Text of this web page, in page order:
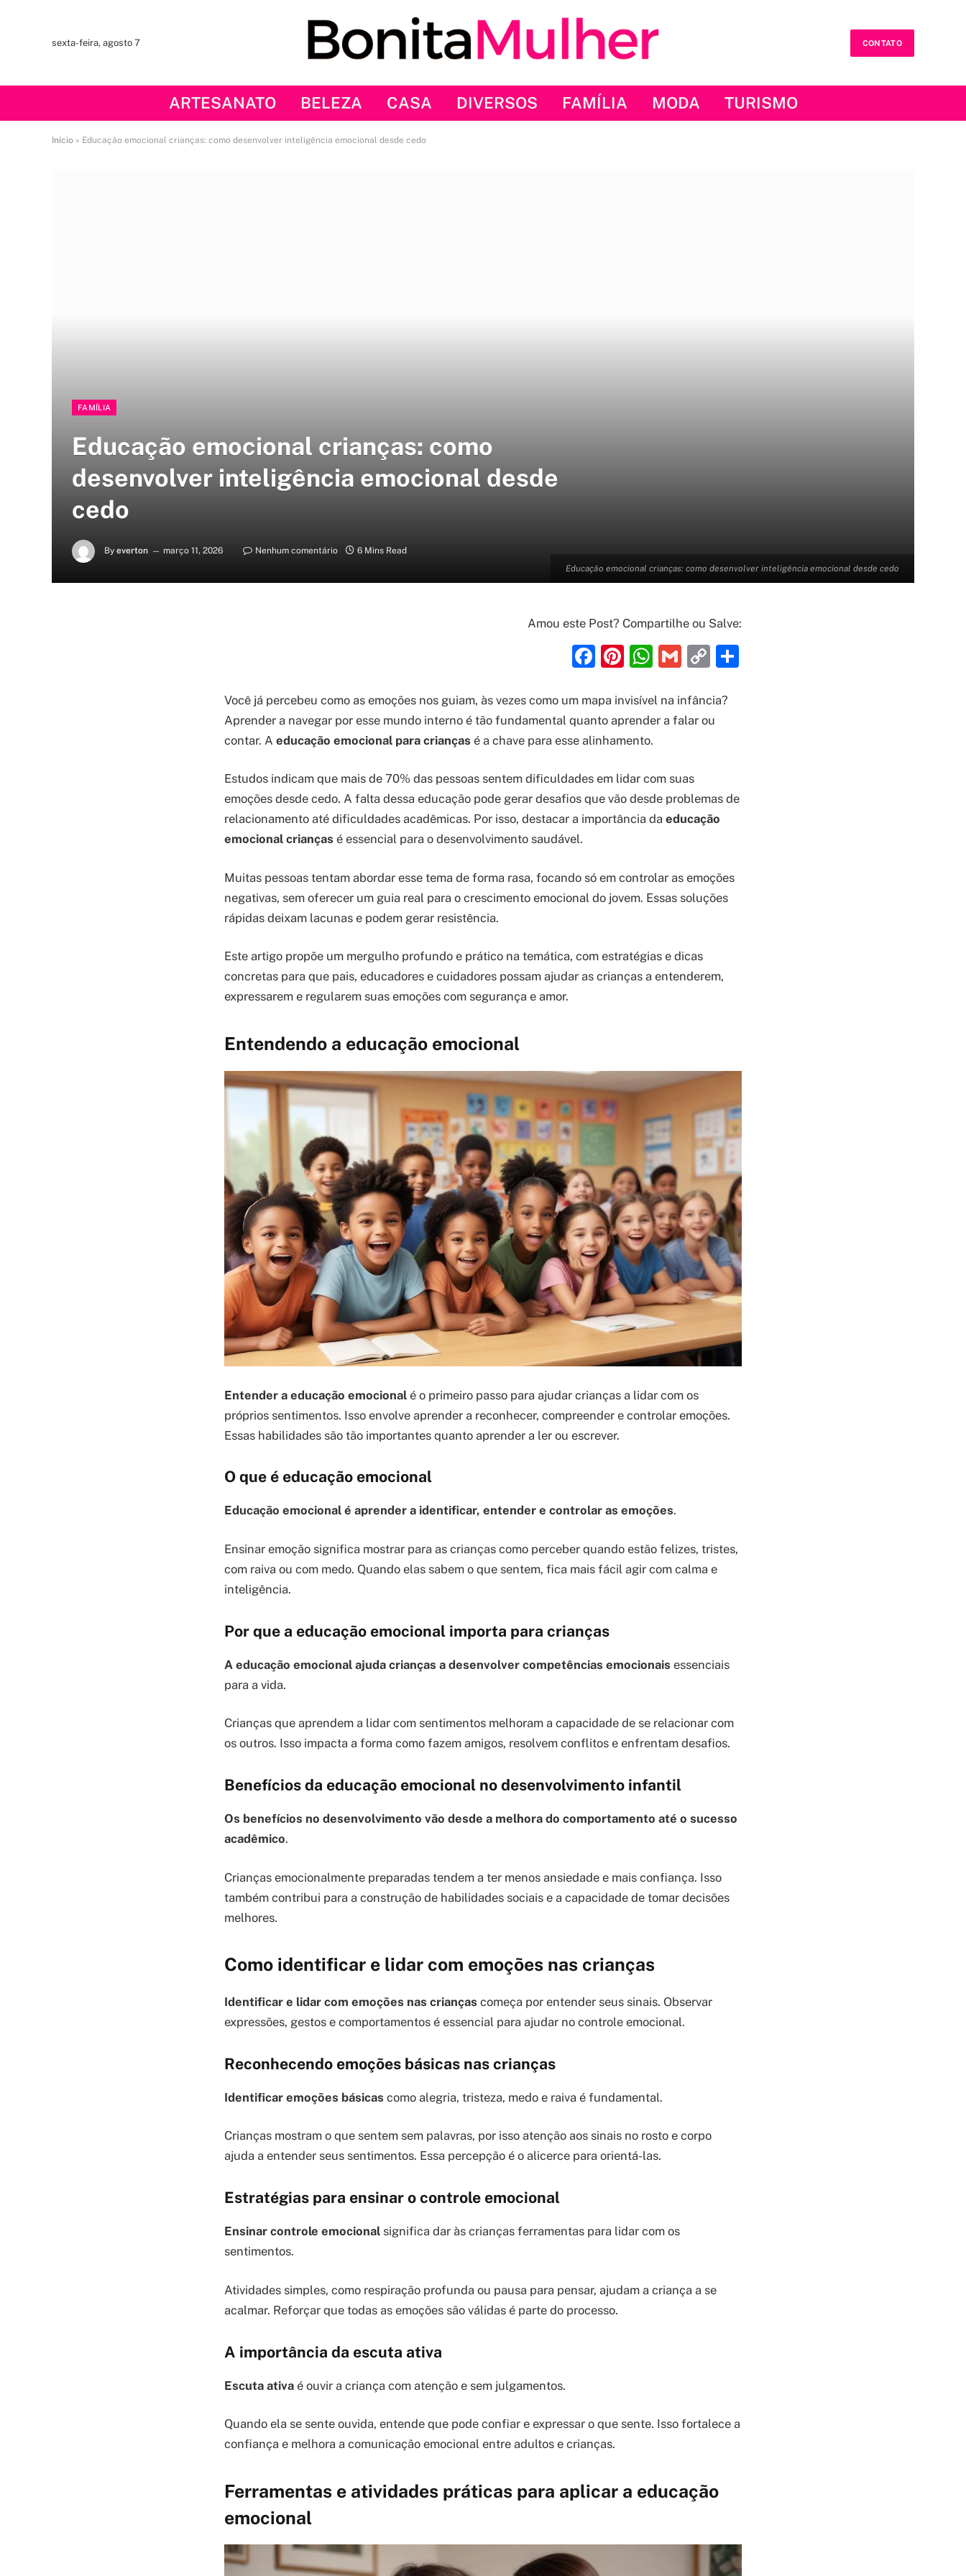
sexta-feira, agosto 7 CONTATO
ARTESANATO BELEZA CASA DIVERSOS FAMÍLIA MODA TURISMO
Início » Educação emocional crianças: como desenvolver inteligência emocional desde cedo
Educação emocional crianças: como desenvolver inteligência emocional desde cedo
FAMÍLIA
Educação emocional crianças: como
desenvolver inteligência emocional desde
cedo
By everton março 11, 2026 Nenhum comentário 6 Mins Read
Amou este Post? Compartilhe ou Salve:
Facebook
Pinterest
WhatsApp
Gmail
Copy
Você já percebeu como as emoções nos guiam, às vezes como um mapa invisível na infância?
Aprender a navegar por esse mundo interno é tão fundamental quanto aprender a falar ou
contar. A educação emocional para crianças é a chave para esse alinhamento.
Estudos indicam que mais de 70% das pessoas sentem dificuldades em lidar com suas
emoções desde cedo. A falta dessa educação pode gerar desafios que vão desde problemas de
relacionamento até dificuldades acadêmicas. Por isso, destacar a importância da educação
emocional crianças é essencial para o desenvolvimento saudável.
Muitas pessoas tentam abordar esse tema de forma rasa, focando só em controlar as emoções
negativas, sem oferecer um guia real para o crescimento emocional do jovem. Essas soluções
rápidas deixam lacunas e podem gerar resistência.
Este artigo propõe um mergulho profundo e prático na temática, com estratégias e dicas
concretas para que pais, educadores e cuidadores possam ajudar as crianças a entenderem,
expressarem e regularem suas emoções com segurança e amor.
Entendendo a educação emocional
Entender a educação emocional é o primeiro passo para ajudar crianças a lidar com os
próprios sentimentos. Isso envolve aprender a reconhecer, compreender e controlar emoções.
Essas habilidades são tão importantes quanto aprender a ler ou escrever.
O que é educação emocional
Educação emocional é aprender a identificar, entender e controlar as emoções.
Ensinar emoção significa mostrar para as crianças como perceber quando estão felizes, tristes,
com raiva ou com medo. Quando elas sabem o que sentem, fica mais fácil agir com calma e
inteligência.
Por que a educação emocional importa para crianças
A educação emocional ajuda crianças a desenvolver competências emocionais essenciais
para a vida.
Crianças que aprendem a lidar com sentimentos melhoram a capacidade de se relacionar com
os outros. Isso impacta a forma como fazem amigos, resolvem conflitos e enfrentam desafios.
Benefícios da educação emocional no desenvolvimento infantil
Os benefícios no desenvolvimento vão desde a melhora do comportamento até o sucesso
acadêmico.
Crianças emocionalmente preparadas tendem a ter menos ansiedade e mais confiança. Isso
também contribui para a construção de habilidades sociais e a capacidade de tomar decisões
melhores.
Como identificar e lidar com emoções nas crianças
Identificar e lidar com emoções nas crianças começa por entender seus sinais. Observar
expressões, gestos e comportamentos é essencial para ajudar no controle emocional.
Reconhecendo emoções básicas nas crianças
Identificar emoções básicas como alegria, tristeza, medo e raiva é fundamental.
Crianças mostram o que sentem sem palavras, por isso atenção aos sinais no rosto e corpo
ajuda a entender seus sentimentos. Essa percepção é o alicerce para orientá-las.
Estratégias para ensinar o controle emocional
Ensinar controle emocional significa dar às crianças ferramentas para lidar com os
sentimentos.
Atividades simples, como respiração profunda ou pausa para pensar, ajudam a criança a se
acalmar. Reforçar que todas as emoções são válidas é parte do processo.
A importância da escuta ativa
Escuta ativa é ouvir a criança com atenção e sem julgamentos.
Quando ela se sente ouvida, entende que pode confiar e expressar o que sente. Isso fortalece a
confiança e melhora a comunicação emocional entre adultos e crianças.
Ferramentas e atividades práticas para aplicar a educação
emocional